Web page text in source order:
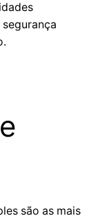
são as mais